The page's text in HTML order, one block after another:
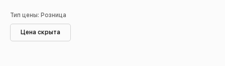
Тип цены: Розница
Цена скрыта